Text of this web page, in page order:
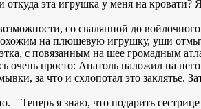
эта игрушка у меня на кровати?
со свалянной до
на плюшевую игрушку, уши
с повязанным на шее громадным
очень просто: Анатоль наложил на
за что и схлопотал это заклятье.
– Теперь я знаю, что подарить